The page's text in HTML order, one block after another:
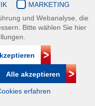
| +43(1)505 32 50 |
MARKETING
und Webanalyse, die
Bitte wählen Sie hier
Alle akzeptieren
erfahren